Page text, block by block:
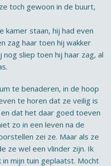
toch gewoon in de buurt,
kamer staan, hij had even
zag haar toen hij wakker
sliep toen hij haar zag, al
te benaderen, in de hoop
te horen dat ze veilig is
dat het daar goed toeven
zo in een leven na de
zei ze. Maar als ze
ze wel een vlinder zijn. Ik
mijn tuin geplaatst. Mocht